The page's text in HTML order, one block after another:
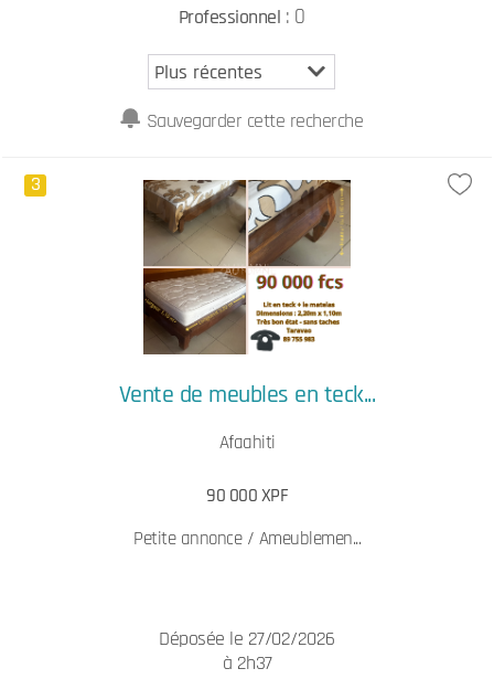
Professionnel : 0
Sauvegarder cette recherche
3
Vente de meubles en teck...
Afaahiti
90 000 XPF
Petite annonce / Ameublemen...
Déposée le 27/02/2026
à 2h37